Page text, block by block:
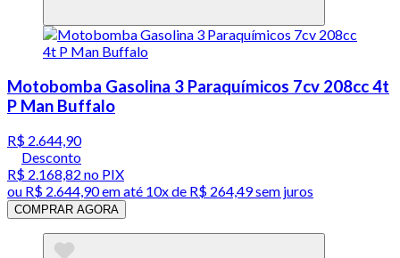
Motobomba Gasolina 3 Paraquímicos 7cv 208cc 4t
P Man Buffalo
R$ 2.644,90
Desconto
R$ 2.168,82 no PIX
ou R$ 2.644,90em até 10x de R$ 264,49 sem juros
COMPRAR AGORA